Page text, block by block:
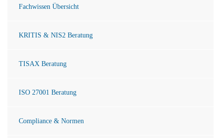
Fachwissen Übersicht
KRITIS & NIS2 Beratung
TISAX Beratung
ISO 27001 Beratung
Compliance & Normen